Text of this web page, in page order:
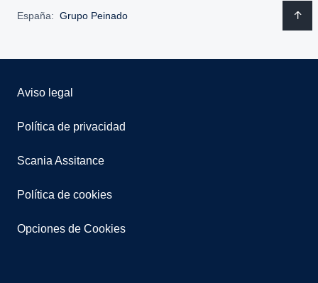
España: Grupo Peinado
Aviso legal
Política de privacidad
Scania Assitance
Política de cookies
Opciones de Cookies